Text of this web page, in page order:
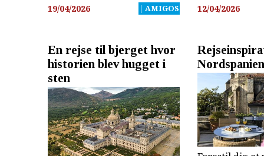
19/04/2026 | AMIGOS 12/04/2026
En rejse til bjerget hvor
historien blev hugget i
sten
Nordspanien